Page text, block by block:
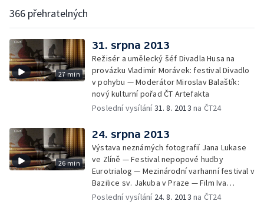
366 přehratelných
27 min
31. srpna 2013
Režisér a umělecký šéf Divadla Husa na
provázku Vladimír Morávek: festival Divadlo
v pohybu — Moderátor Miroslav Balaštík:
nový kulturní pořad ČT Artefakta
Poslední vysílání31. 8. 2013 na ČT24
26 min
24. srpna 2013
Výstava neznámých fotografií Jana Lukase
ve Zlíně — Festival nepopové hudby
Eurotrialog — Mezinárodní varhanní festival v
Bazilice sv. Jakuba v Praze — Film Iva
Bystřičana Mých posledních 150 000 cigaret
Poslední vysílání 24. 8. 2013 na ČT24